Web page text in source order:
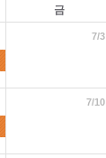
금
7/3
7/10